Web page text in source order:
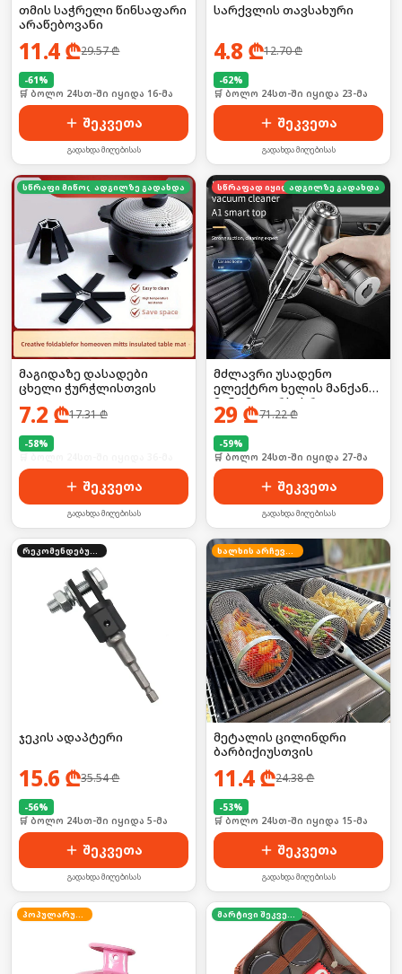
თმის საჭრელი წინსაფარი
არაწებოვანი
11.4₾29.57₾
-61%
🛒 ბოლო 24სთ-ში იყიდა 16-მა
შეკვეთა
გადახდა მიღებისას
სარქვლის თავსახური
4.8 ₾12.70₾
-62%
🛒 ბოლო 24სთ-ში იყიდა 23-მა
შეკვეთა
გადახდა მიღებისას
სწრაფი მიწოდება
ადგილზე გადახდა
მაგიდაზე დასადები
ცხელი ჭურჭლისთვის
7.2 ₾17.31₾
-58%
შეკვეთა
გადახდა მიღებისას
სწრაფად იყიდება
ადგილზე გადახდა
მძლავრი უსადენო
ელექტრო ხელის მანქანის
მინი მტვერსასრუტი +
ჰაერის დაბერვის ფუნქცია
29 ₾71.22₾
-59%
🛒 ბოლო 24სთ-ში იყიდა 27-მა
შეკვეთა
გადახდა მიღებისას
ჯეკის ადაპტერი
15.6 ₾35.54₾
-56%
🛒 ბოლო 24სთ-ში იყიდა 5-მა
შეკვეთა
გადახდა მიღებისას
მეტალის ცილინდრი
ბარბიქიუსთვის
11.4₾24.38₾
-53%
🛒 ბოლო 24სთ-ში იყიდა 15-მა
შეკვეთა
გადახდა მიღებისას